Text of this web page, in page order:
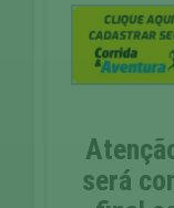
será